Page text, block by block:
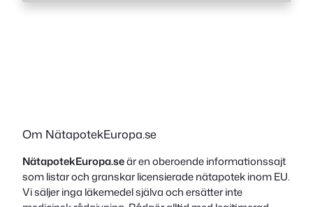
Om NätapotekEuropa.se
NätapotekEuropa.seär en oberoende informationssajt
som listar och granskar licensierade nätapotek inom EU.
Vi säljer inga läkemedel själva och ersätter inte